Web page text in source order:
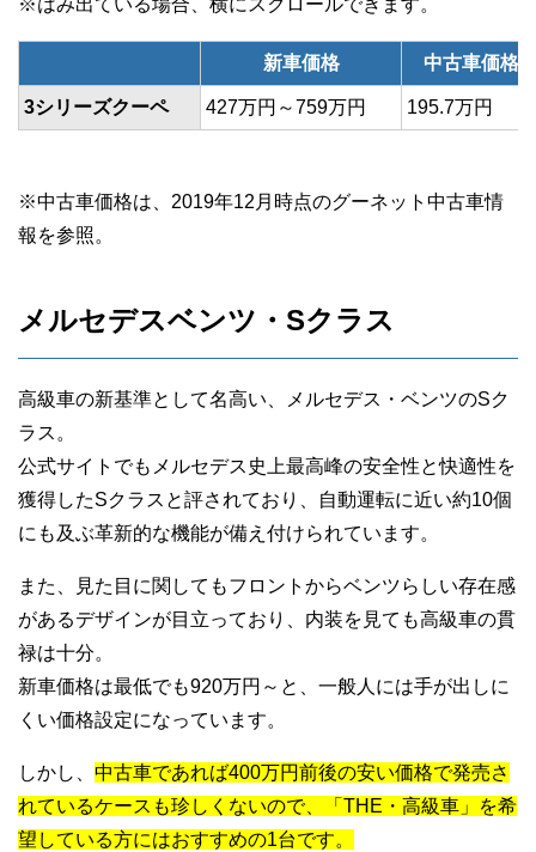
新車価格 中古車価格
3シリーズクーペ 427万円～759万円 195.7万円
※中古車価格は、2019年12月時点のグーネット中古車情
報を参照。
メルセデスベンツ・Sクラス
高級車の新基準として名高い、メルセデス・ベンツのSク
ラス。
公式サイトでもメルセデス史上最高峰の安全性と快適性を
獲得したSクラスと評されており、自動運転に近い約10個
にも及ぶ革新的な機能が備え付けられています。
また、見た目に関してもフロントからベンツらしい存在感
があるデザインが目立っており、内装を見ても高級車の貫
禄は十分。
新車価格は最低でも920万円～と、一般人には手が出しに
くい価格設定になっています。
しかし、 中古車であれば400万円前後の安い価格で発売さ
れているケースも珍しくないので、「THE・高級車」を希
望している方にはおすすめの1台です。